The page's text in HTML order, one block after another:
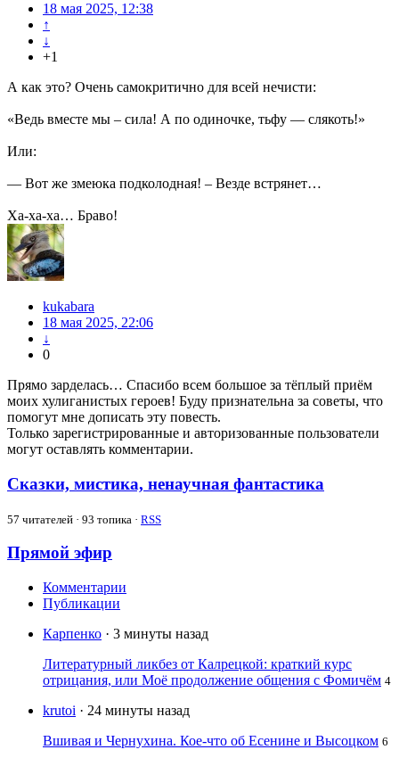
18 мая 2025, 12:38
↑
↓
+1
А как это? Очень самокритично для всей нечисти:
«Ведь вместе мы – сила! А по одиночке, тьфу — слякоть!»
Или:
— Вот же змеюка подколодная! – Везде встрянет…
Ха-ха-ха… Браво!
kukabara
18 мая 2025, 22:06
↓
0
Прямо зарделась… Спасибо всем большое за тёплый приём
моих хулиганистых героев! Буду признательна за советы, что
помогут мне дописать эту повесть.
Только зарегистрированные и авторизованные пользователи
могут оставлять комментарии.
Сказки, мистика, ненаучная фантастика
57 читателей · 93 топика · RSS
Прямой эфир
Комментарии
Публикации
Карпенко · 3 минуты назад
Литературный ликбез от Калрецкой: краткий курс
отрицания, или Моё продолжение общения с Фомичём 4
krutoi · 24 минуты назад
Вшивая и Чернухина. Кое-что об Есенине и Высоцком 6